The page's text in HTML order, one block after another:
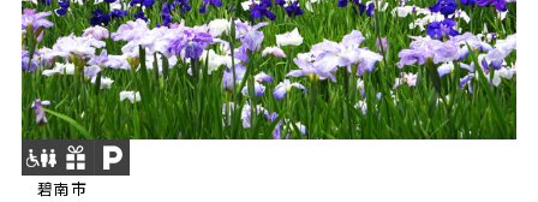
碧南市